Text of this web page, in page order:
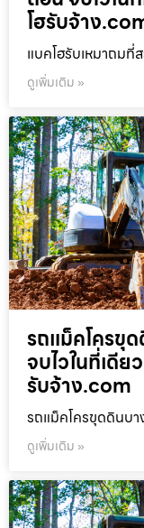
โฮรับจ้าง
แบคโฮรับเหมาถม
ดูเพิ่มเติม »
รถแม็คโครขุ
จบไวในที่เดีย
รับจ้าง.com
รถแม็คโครขุดดินบ
ดูเพิ่มเติม »